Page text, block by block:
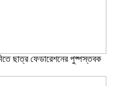
ছাত্র ফেডারেশনের পুষ্পস্তবক